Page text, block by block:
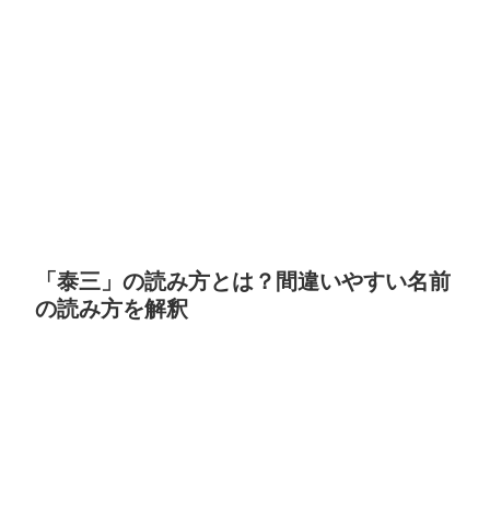
「泰三」の読み方とは？間違いやすい名前
の読み方を解釈